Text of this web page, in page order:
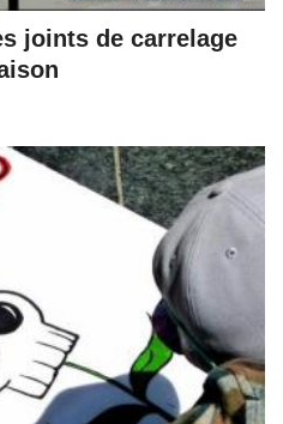
joints de carrelage